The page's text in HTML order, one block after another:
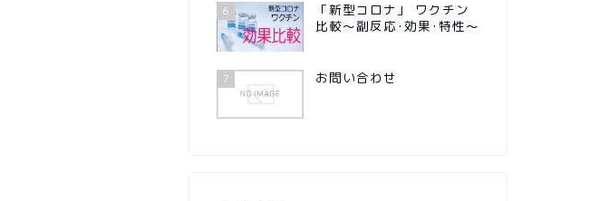
6
「新型コロナ」 ワクチン
比較～副反応･効果･特性～
7 お問い合わせ